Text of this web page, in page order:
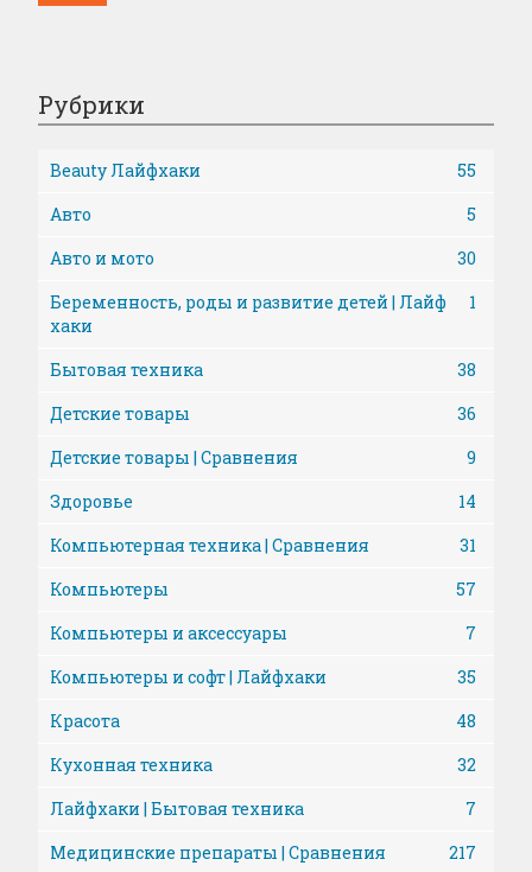
Рубрики
Beauty Лайфхаки
55
Авто
5
Авто и мото
30
Беременность, роды и развитие детей | Лайф
хаки
1
Бытовая техника
38
Детские товары
36
Детские товары | Сравнения
9
Здоровье
14
Компьютерная техника | Сравнения
31
Компьютеры
57
Компьютеры и аксессуары
7
Компьютеры и софт | Лайфхаки
35
Красота
48
Кухонная техника
32
Лайфхаки | Бытовая техника
7
Медицинские препараты | Сравнения
217